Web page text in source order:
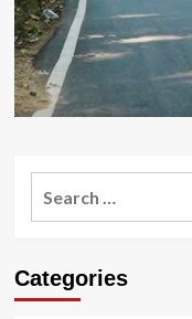
Categories